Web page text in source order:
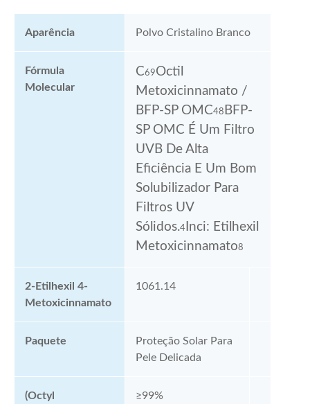
Aparência Polvo Cristalino Branco
Fórmula
Molecular
C69Octil
Metoxicinnamato /
BFP-SP OMC48 BFP-
SP OMC É Um Filtro
UVB De Alta
Eficiência E Um Bom
Solubilizador Para
Filtros UV
Sólidos.4 Inci: Etilhexil
Metoxicinnamato8
2-Etilhexil 4-
Metoxicinnamato
1061.14
Paquete
Proteção Solar Para
Pele Delicada
(Octyl ≥99%